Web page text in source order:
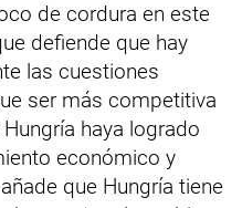
de cordura en este
defiende que hay
las cuestiones
ser más competitiva
haya logrado
económico y
que Hungría tiene